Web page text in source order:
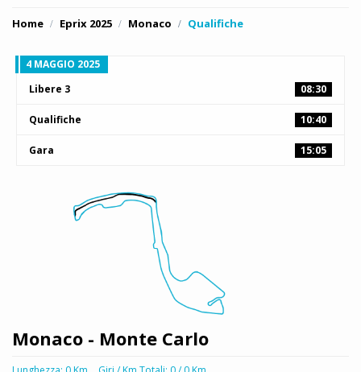
Home Eprix 2025 Monaco Qualifiche
4 MAGGIO 2025
Libere 3
08:30
Qualifiche 10:40
Gara 15:05
Monaco - Monte Carlo